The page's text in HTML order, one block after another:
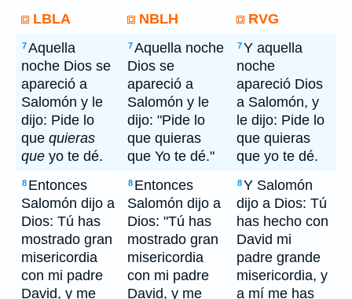
LBLA NBLH RVG
7Aquella
noche Dios se
apareció a
Salomón y le
dijo: Pide lo
que quieras
que yo te dé.
7Aquella noche
Dios se
apareció a
Salomón y le
dijo: "Pide lo
que quieras
que Yo te dé."
7Y aquella
noche
apareció Dios
a Salomón, y
le dijo: Pide lo
que quieras
que yo te dé.
8 Entonces
Salomón dijo a
Dios: Tú has
mostrado gran
misericordia
con mi padre
David, y me
8 Entonces
Salomón dijo a
Dios: "Tú has
mostrado gran
misericordia
con mi padre
David, y me
8Y Salomón
dijo a Dios: Tú
has hecho con
David mi
padre grande
misericordia, y
a mí me has